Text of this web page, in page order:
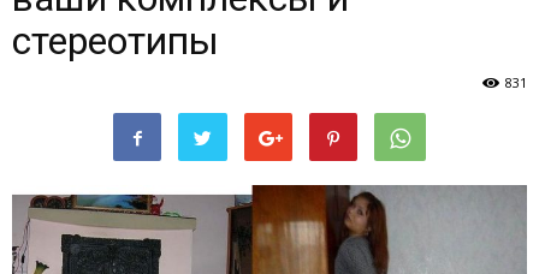
стереотипы
831